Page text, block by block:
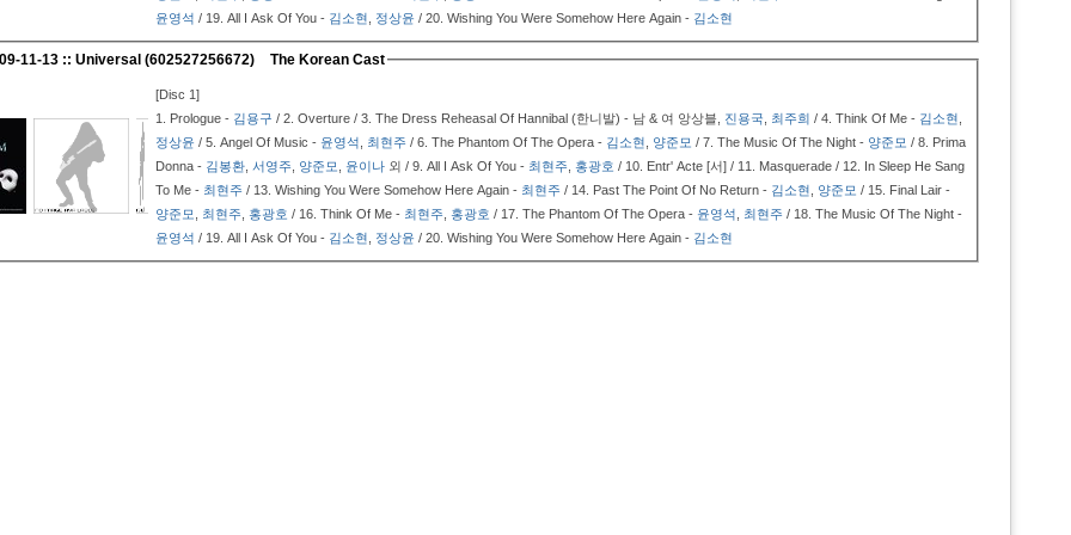
윤영석 / 19. All I Ask Of You - 김소현 정상윤 / 20. Wishing You Were Somehow Here Again - 김소현
11-13 :: Universal (602527256672) The Korean Cast
[Disc 1]
1. Prologue - 김용구 / 2. Overture / 3. The Dress Reheasal Of Hannibal (한니발) - 남 & 여 앙상블, 진용국 최주희 / 4. Think Of Me - 김소현
정상윤 / 5. Angel Of Music - 윤영석 최현주 / 6. The Phantom Of The Opera - 김소현 양준모 / 7. The Music Of The Night - 양준모 / 8. Prima
Donna - 김봉환 서영주 양준모 윤이나 외 / 9. All I Ask Of You - 최현주 홍광호 / 10. Entr' Acte [서] / 11. Masquerade / 12. In Sleep He Sang
To Me - 최현주 / 13. Wishing You Were Somehow Here Again - 최현주 / 14. Past The Point Of No Return - 김소현 양준모 / 15. Final Lair -
양준모
최현주 홍광호 / 16. Think Of Me - 최현주 홍광호 / 17. The Phantom Of The Opera - 윤영석 최현주 / 18. The Music Of The Night -
윤영석 / 19. All I Ask Of You - 김소현 정상윤 / 20. Wishing You Were Somehow Here Again - 김소현